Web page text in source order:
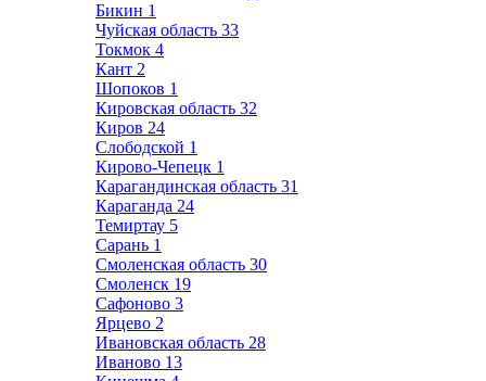
Бикин 1
Чуйская область 33
Токмок 4
Кант 2
Шопоков 1
Кировская область 32
Киров 24
Слободской 1
Кирово-Чепецк 1
Карагандинская область 31
Караганда 24
Темиртау 5
Сарань 1
Смоленская область 30
Смоленск 19
Сафоново 3
Ярцево 2
Ивановская область 28
Иваново 13